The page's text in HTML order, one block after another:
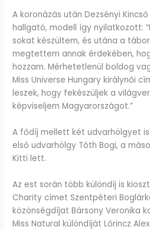
A koronázás után Dezsényi
hallgató, modell így nyilatkozott:
sokat készültem, és utána a
megtettem annak érdekében,
hozzam. Mérhetetlenül boldog
Miss Universe Hungary királynői
leszek, hogy fekészüljek a
képviseljem Magyarországot.”
A fődíj mellett két udvarhölgyet
első udvarhölgy Tóth Bogi, a
Kitti lett.
Az est során több különdíj is
Charity címet Szentpéteri
közönségdíjat Bársony Veronika
Miss Natural különdíját Lőrincz